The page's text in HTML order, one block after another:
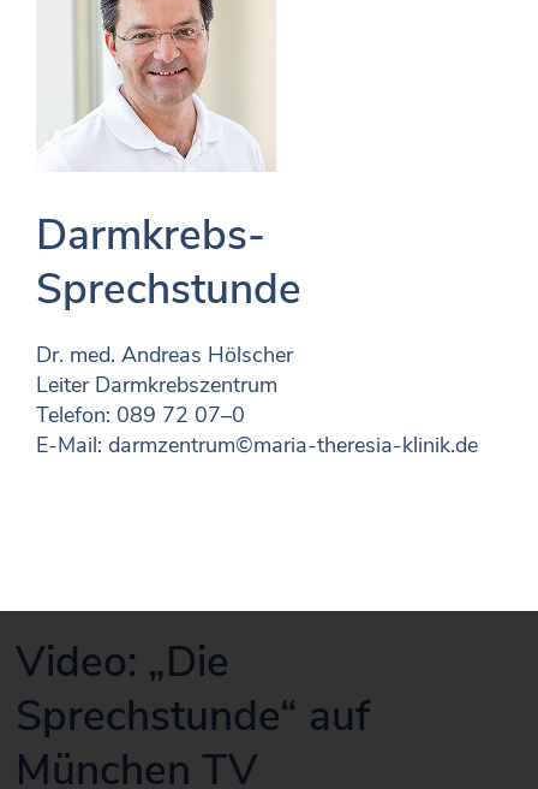
Darmkrebs-
Sprechstunde
Dr. med. Andreas Hölscher
Leiter Darmkrebszentrum
Telefon: 089 72 07–0
E-Mail: darmzentrum©maria-theresia-klinik.de
Video: „Die
Sprechstunde“ auf
München TV